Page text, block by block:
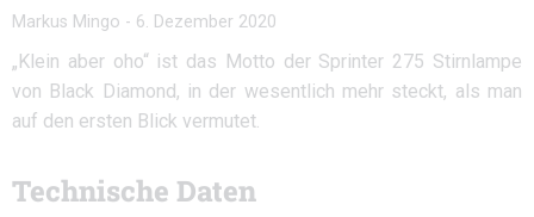
Markus Mingo - 6. Dezember 2020
„Klein aber oho“ ist das Motto der Sprinter 275 Stirnlampe
von Black Diamond, in der wesentlich mehr steckt, als man
auf den ersten Blick vermutet.
Technische Daten